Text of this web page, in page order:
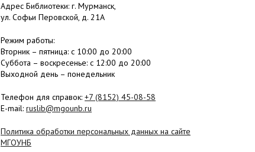
Адрес Библиотеки: г. Мурманск,
ул. Софьи Перовской, д. 21А
Режим работы:
Вторник – пятница: с 10:00 до 20:00
Суббота – воскресенье: c 12:00 до 20:00
Выходной день – понедельник
Телефон для справок: +7 (8152) 45-08-58
E-mail: ruslib@mgounb.ru
Политика обработки персональных данных на сайте
МГОУНБ